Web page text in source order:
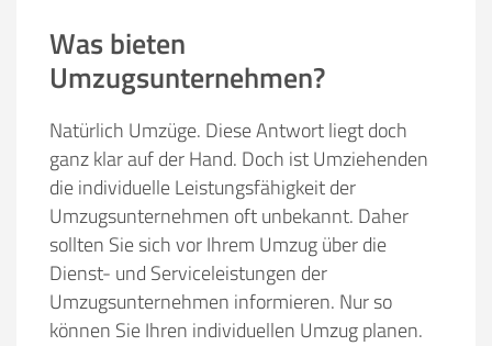
Was bieten
Umzugsunternehmen?
Natürlich Umzüge. Diese Antwort liegt doch
ganz klar auf der Hand. Doch ist Umziehenden
die individuelle Leistungsfähigkeit der
Umzugsunternehmen oft unbekannt. Daher
sollten Sie sich vor Ihrem Umzug über die
Dienst- und Serviceleistungen der
Umzugsunternehmen informieren. Nur so
können Sie Ihren individuellen Umzug planen.